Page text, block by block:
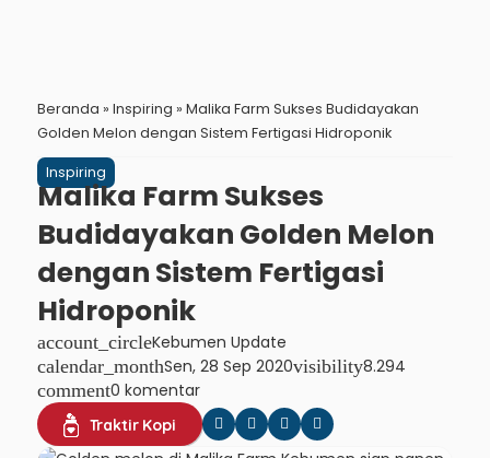
Beranda » Inspiring » Malika Farm Sukses Budidayakan
Golden Melon dengan Sistem Fertigasi Hidroponik
Inspiring
Malika Farm Sukses
Budidayakan Golden Melon
dengan Sistem Fertigasi
Hidroponik
account_circleKebumen Update
calendar_monthSen, 28 Sep 2020visibility8.294
comment0 komentar
Traktir Kopi